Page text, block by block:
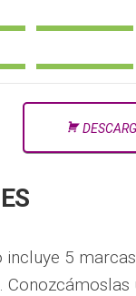
incluye 5
Conozcámoslas